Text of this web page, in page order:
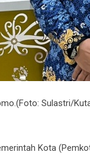
Sulastri/
Kota